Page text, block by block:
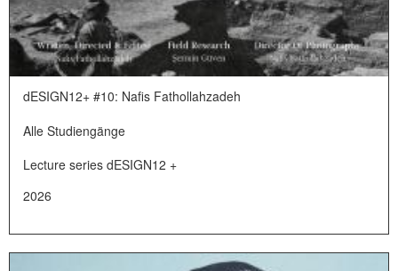
dESIGN12+ #10: Nafis Fathollahzadeh
Alle Studiengänge
Lecture series dESIGN12 +
2026